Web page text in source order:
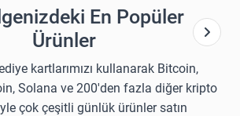
En Popüler
Ürünler
kartlarımızı kullanarak Bitcoin,
Solana ve 200'den fazla diğer kripto
çok çeşitli günlük ürünler satın